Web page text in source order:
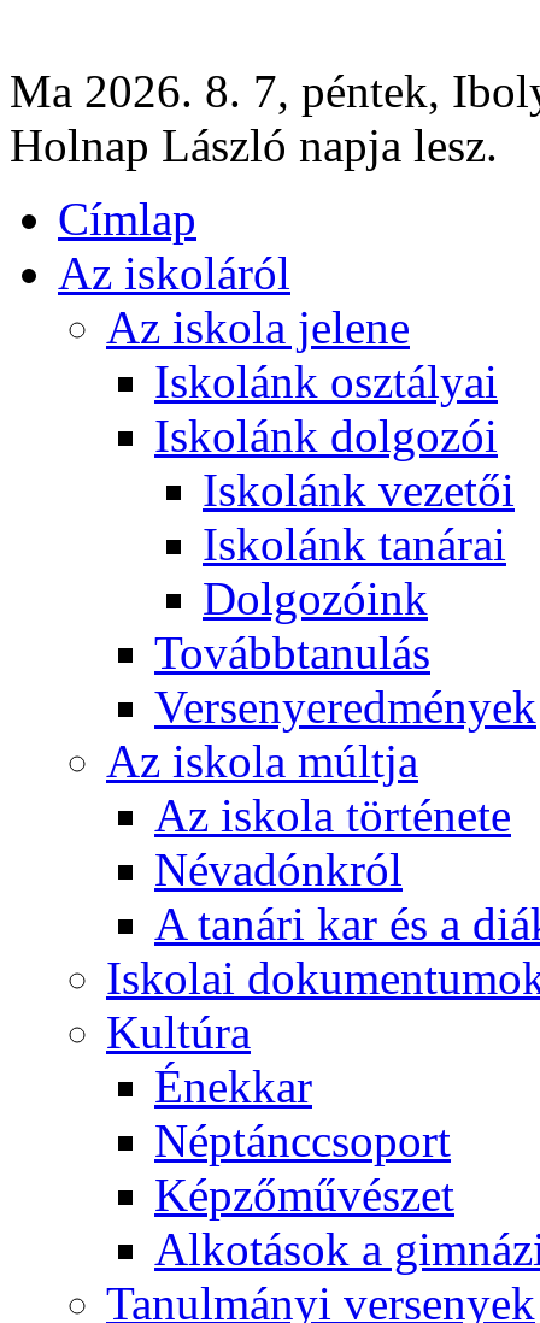
Ma 2026. 8. 7, péntek,
Holnap László napja lesz.
Címlap
Az iskoláról
Az iskola jelene
Iskolánk osztályai
Iskolánk dolgozói
Iskolánk vezetői
Iskolánk tanárai
Dolgozóink
Továbbtanulás
Versenyeredmények
Az iskola múltja
Az iskola története
Névadónkról
A tanári kar és a
Iskolai
Kultúra
Énekkar
Néptánccsoport
Képzőművészet
Alkotások a
Tanulmányi versenyek